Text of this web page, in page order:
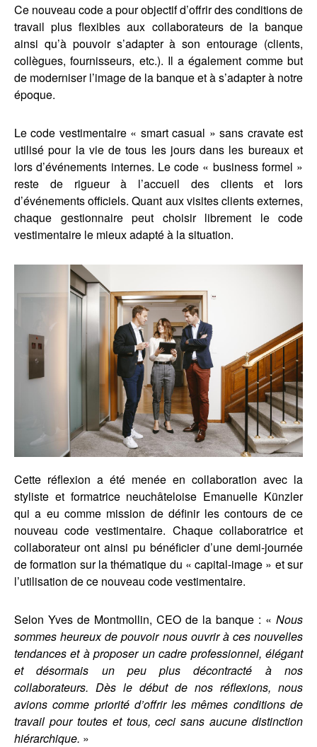
Ce nouveau code a pour objectif d’offrir des conditions de
travail plus flexibles aux collaborateurs de la banque
ainsi qu’à pouvoir s’adapter à son entourage (clients,
collègues, fournisseurs, etc.). Il a également comme but
de moderniser l’image de la banque et à s’adapter à notre
époque.
Le code vestimentaire « smart casual » sans cravate est
utilisé pour la vie de tous les jours dans les bureaux et
lors d’événements internes. Le code « business formel »
reste de rigueur à l’accueil des clients et lors
d’événements officiels. Quant aux visites clients externes,
chaque gestionnaire peut choisir librement le code
vestimentaire le mieux adapté à la situation.
Cette réflexion a été menée en collaboration avec la
styliste et formatrice neuchâteloise Emanuelle Künzler
qui a eu comme mission de définir les contours de ce
nouveau code vestimentaire. Chaque collaboratrice et
collaborateur ont ainsi pu bénéficier d’une demi-journée
de formation sur la thématique du « capital-image » et sur
l’utilisation de ce nouveau code vestimentaire.
Selon Yves de Montmollin, CEO de la banque : « Nous
sommes heureux de pouvoir nous ouvrir à ces nouvelles
tendances et à proposer un cadre professionnel, élégant
et désormais un peu plus décontracté à nos
collaborateurs. Dès le début de nos réflexions, nous
avions comme priorité d’offrir les mêmes conditions de
travail pour toutes et tous, ceci sans aucune distinction
hiérarchique. »